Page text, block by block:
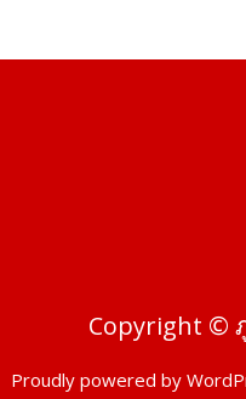
Copyright ©
Proudly powered by